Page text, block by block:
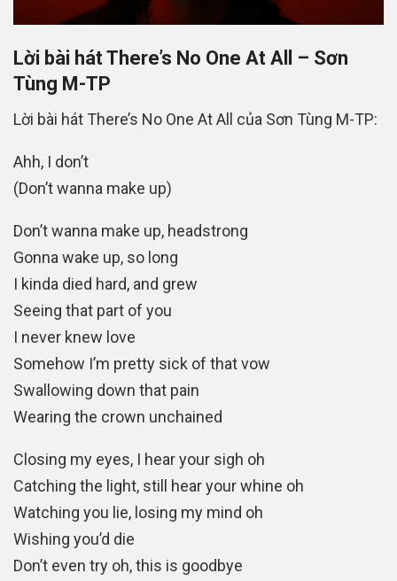
Lời bài hát There’s No One At All – Sơn
Tùng M-TP
Lời bài hát There’s No One At All của Sơn Tùng M-TP:
Ahh, I don’t
(Don’t wanna make up)
Don’t wanna make up, headstrong
Gonna wake up, so long
I kinda died hard, and grew
Seeing that part of you
I never knew love
Somehow I’m pretty sick of that vow
Swallowing down that pain
Wearing the crown unchained
Closing my eyes, I hear your sigh oh
Catching the light, still hear your whine oh
Watching you lie, losing my mind oh
Wishing you’d die
Don’t even try oh, this is goodbye